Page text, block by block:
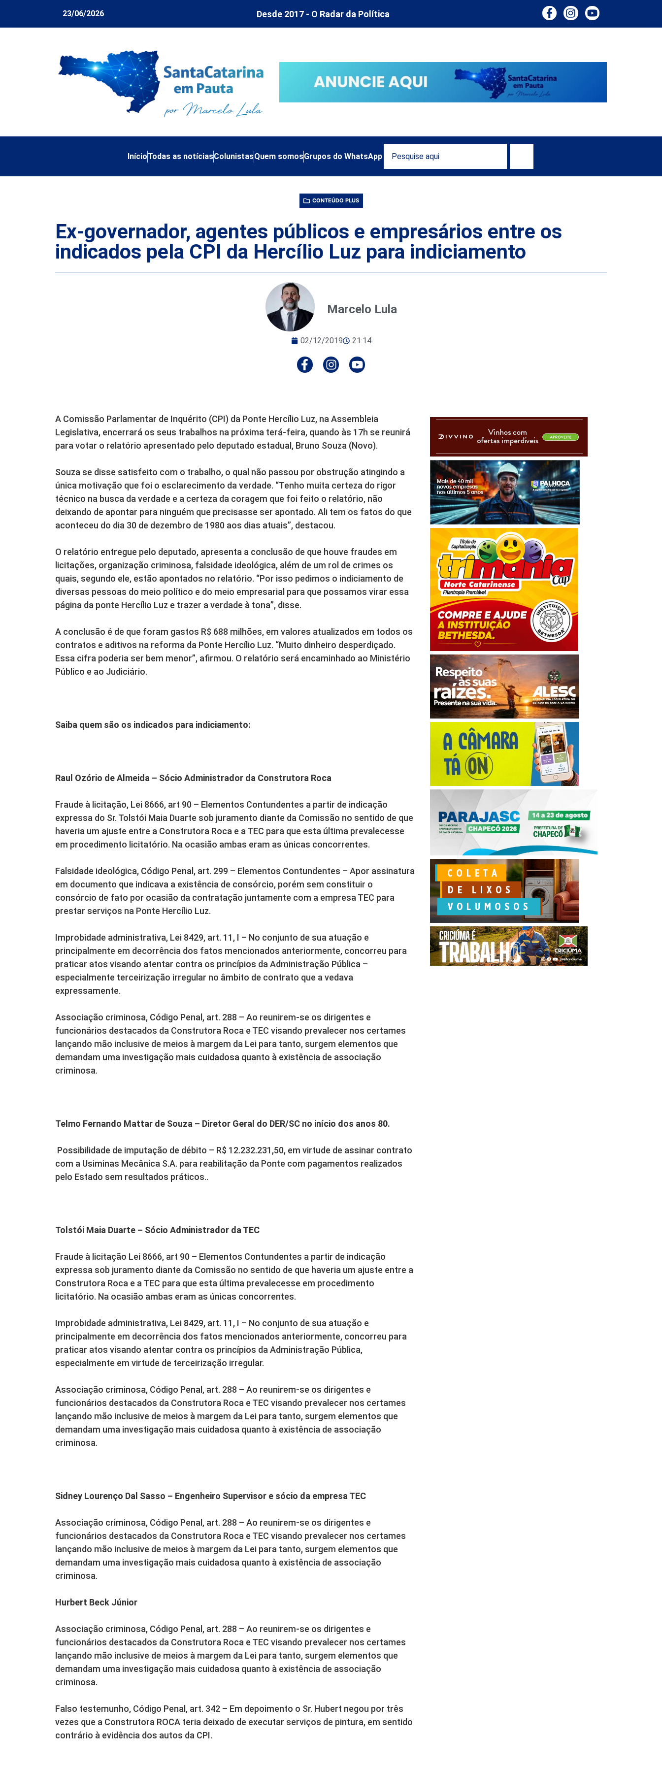
23/06/2026 Desde 2017 - O Radar da Política
InícioTodas as notíciasColunistasQuem somosGrupos do WhatsApp
CONTEÚDO PLUS
Ex-governador, agentes públicos e empresários entre os
indicados pela CPI da Hercílio Luz para indiciamento
Marcelo Lula
02/12/2019 21:14
A Comissão Parlamentar de Inquérito (CPI) da Ponte Hercílio Luz, na Assembleia
Legislativa, encerrará os seus trabalhos na próxima terá-feira, quando às 17h se reunirá
para votar o relatório apresentado pelo deputado estadual, Bruno Souza (Novo).
Souza se disse satisfeito com o trabalho, o qual não passou por obstrução atingindo a
única motivação que foi o esclarecimento da verdade. “Tenho muita certeza do rigor
técnico na busca da verdade e a certeza da coragem que foi feito o relatório, não
deixando de apontar para ninguém que precisasse ser apontado. Ali tem os fatos do que
aconteceu do dia 30 de dezembro de 1980 aos dias atuais”, destacou.
O relatório entregue pelo deputado, apresenta a conclusão de que houve fraudes em
licitações, organização criminosa, falsidade ideológica, além de um rol de crimes os
quais, segundo ele, estão apontados no relatório. “Por isso pedimos o indiciamento de
diversas pessoas do meio político e do meio empresarial para que possamos virar essa
página da ponte Hercílio Luz e trazer a verdade à tona”, disse.
A conclusão é de que foram gastos R$ 688 milhões, em valores atualizados em todos os
contratos e aditivos na reforma da Ponte Hercílio Luz. “Muito dinheiro desperdiçado.
Essa cifra poderia ser bem menor”, afirmou. O relatório será encaminhado ao Ministério
Público e ao Judiciário.
Saiba quem são os indicados para indiciamento:
Raul Ozório de Almeida – Sócio Administrador da Construtora Roca
Fraude à licitação, Lei 8666, art 90 – Elementos Contundentes a partir de indicação
expressa do Sr. Tolstói Maia Duarte sob juramento diante da Comissão no sentido de que
haveria um ajuste entre a Construtora Roca e a TEC para que esta última prevalecesse
em procedimento licitatório. Na ocasião ambas eram as únicas concorrentes.
Falsidade ideológica, Código Penal, art. 299 – Elementos Contundentes – Apor assinatura
em documento que indicava a existência de consórcio, porém sem constituir o
consórcio de fato por ocasião da contratação juntamente com a empresa TEC para
prestar serviços na Ponte Hercílio Luz.
Improbidade administrativa, Lei 8429, art. 11, I – No conjunto de sua atuação e
principalmente em decorrência dos fatos mencionados anteriormente, concorreu para
praticar atos visando atentar contra os princípios da Administração Pública –
especialmente terceirização irregular no âmbito de contrato que a vedava
expressamente.
Associação criminosa, Código Penal, art. 288 – Ao reunirem-se os dirigentes e
funcionários destacados da Construtora Roca e TEC visando prevalecer nos certames
lançando mão inclusive de meios à margem da Lei para tanto, surgem elementos que
demandam uma investigação mais cuidadosa quanto à existência de associação
criminosa.
Telmo Fernando Mattar de Souza – Diretor Geral do DER/SC no início dos anos 80.
Possibilidade de imputação de débito – R$ 12.232.231,50, em virtude de assinar contrato
com a Usiminas Mecânica S.A. para reabilitação da Ponte com pagamentos realizados
pelo Estado sem resultados práticos..
Tolstói Maia Duarte – Sócio Administrador da TEC
Fraude à licitação Lei 8666, art 90 – Elementos Contundentes a partir de indicação
expressa sob juramento diante da Comissão no sentido de que haveria um ajuste entre a
Construtora Roca e a TEC para que esta última prevalecesse em procedimento
licitatório. Na ocasião ambas eram as únicas concorrentes.
Improbidade administrativa, Lei 8429, art. 11, I – No conjunto de sua atuação e
principalmente em decorrência dos fatos mencionados anteriormente, concorreu para
praticar atos visando atentar contra os princípios da Administração Pública,
especialmente em virtude de terceirização irregular.
Associação criminosa, Código Penal, art. 288 – Ao reunirem-se os dirigentes e
funcionários destacados da Construtora Roca e TEC visando prevalecer nos certames
lançando mão inclusive de meios à margem da Lei para tanto, surgem elementos que
demandam uma investigação mais cuidadosa quanto à existência de associação
criminosa.
Sidney Lourenço Dal Sasso – Engenheiro Supervisor e sócio da empresa TEC
Associação criminosa, Código Penal, art. 288 – Ao reunirem-se os dirigentes e
funcionários destacados da Construtora Roca e TEC visando prevalecer nos certames
lançando mão inclusive de meios à margem da Lei para tanto, surgem elementos que
demandam uma investigação mais cuidadosa quanto à existência de associação
criminosa.
Hurbert Beck Júnior
Associação criminosa, Código Penal, art. 288 – Ao reunirem-se os dirigentes e
funcionários destacados da Construtora Roca e TEC visando prevalecer nos certames
lançando mão inclusive de meios à margem da Lei para tanto, surgem elementos que
demandam uma investigação mais cuidadosa quanto à existência de associação
criminosa.
Falso testemunho, Código Penal, art. 342 – Em depoimento o Sr. Hubert negou por três
vezes que a Construtora ROCA teria deixado de executar serviços de pintura, em sentido
contrário à evidência dos autos da CPI.